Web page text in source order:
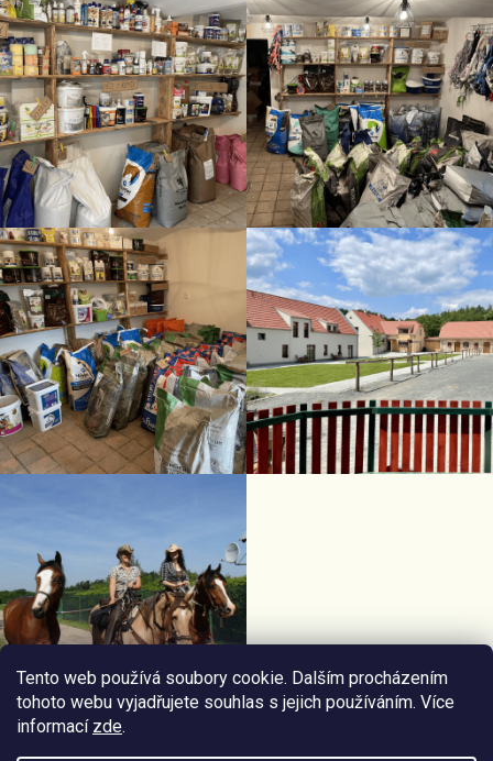
Tento web používá soubory cookie. Dalším procházením
tohoto webu vyjadřujete souhlas s jejich používáním. Více
informací zde.